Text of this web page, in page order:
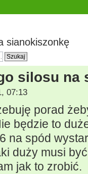
sianokiszonkę
silosu na
07:13
porad
będzie to
na spód
duży musi
jak to zrobić.